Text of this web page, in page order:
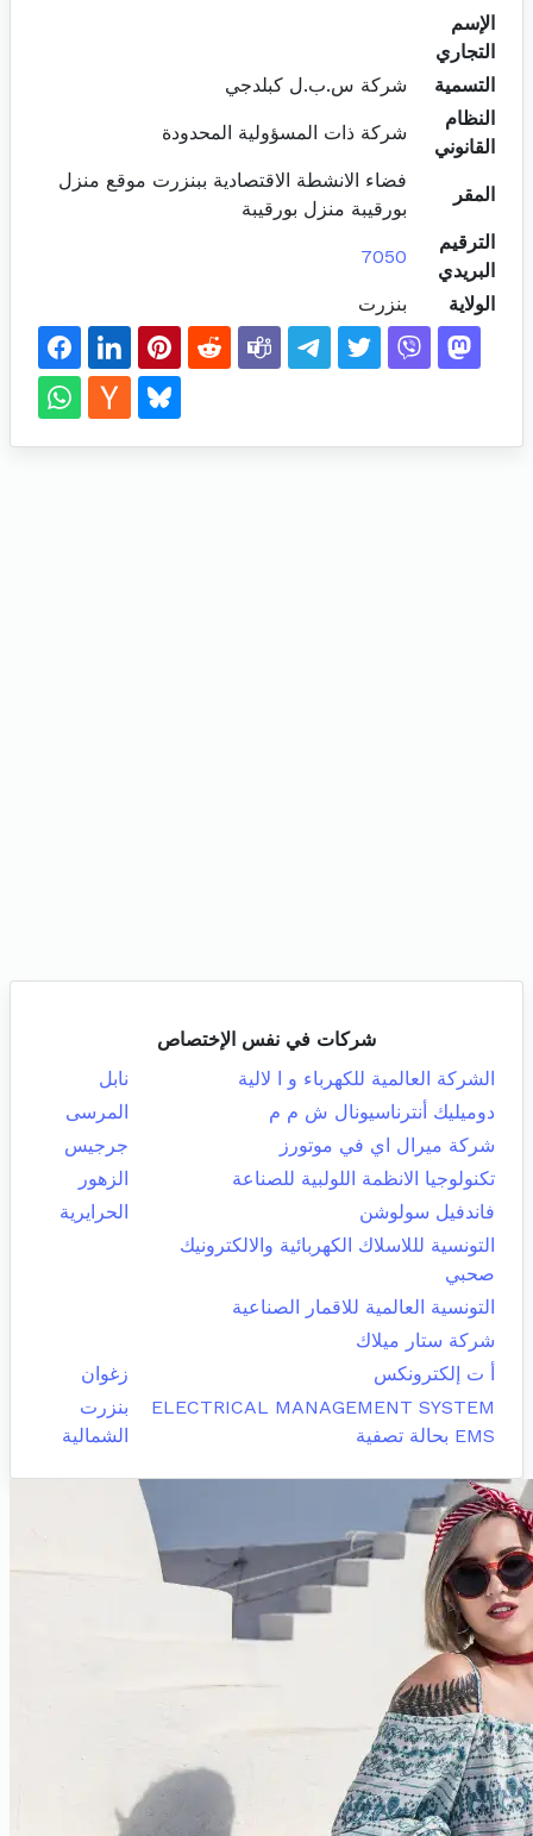
الإسم
التجاري
التسمية
شركة س.ب.ل كبلدجي
النظام
القانوني
شركة ذات المسؤولية المحدودة
المقر
فضاء الانشطة الاقتصادية ببنزرت موقع منزل
بورقيبة منزل بورقيبة
الترقيم
البريدي
7050
الولاية بنزرت
شركات في نفس الإختصاص
الشركة العالمية للكهرباء و ا لالية
نابل
دوميليك أنترناسيونال ش م م
المرسى
شركة ميرال اي في موتورز
جرجيس
تكنولوجيا الانظمة اللولبية للصناعة
الزهور
فاندفيل سولوشن
الحرايرية
التونسية لللاسلاك الكهربائية والالكترونيك
صحبي
التونسية العالمية للاقمار الصناعية
شركة ستار ميلاك
أ ت إلكترونكس
زغوان
ELECTRICAL MANAGEMENT SYSTEM
EMS بحالة تصفية
بنزرت
الشمالية